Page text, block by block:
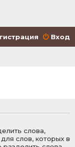
Вход
слова,
для слов, которых в